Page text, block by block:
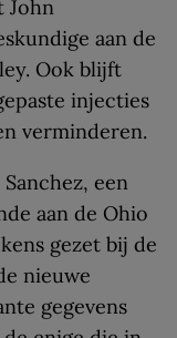
John
aan de
Ook blijft
injecties
verminderen.
een
aan de Ohio
gezet bij de
nieuwe
gegevens